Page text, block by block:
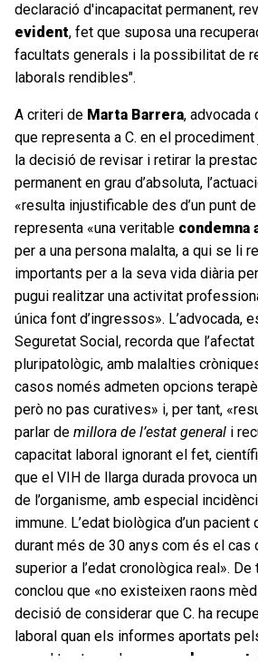
declaració d'incapacitat permanent,
evident, fet que suposa una
facultats generals i la possibilitat de
laborals rendibles".
A criteri de Marta Barrera, advocada
que representa a C. en el
la decisió de revisar i retirar la
permanent en grau d’absoluta,
«resulta injustificable des d’un punt
representa «una veritable condemna
per a una persona malalta, a qui se li
importants per a la seva vida diària
pugui realitzar una activitat
única font d’ingressos». L’advocada,
Seguretat Social, recorda que
pluripatològic, amb malalties
casos només admeten opcions
però no pas curatives» i, per tant,
parlar de millora de l’estat general i
capacitat laboral ignorant el fet,
que el VIH de llarga durada provoca
de l’organisme, amb especial
immune. L’edat biològica d’un pacient
durant més de 30 anys com és el cas
superior a l’edat cronològica real».
conclou que «no existeixen raons
decisió de considerar que C. ha
laboral quan els informes aportats